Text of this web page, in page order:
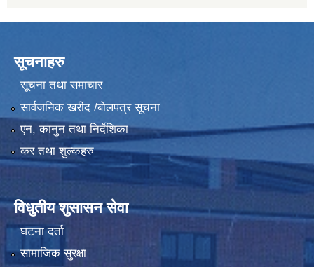
सूचनाहरु
सूचना तथा समाचार
सार्वजनिक खरीद /बोलपत्र सूचना
एन, कानुन तथा निर्देशिका
कर तथा शुल्कहरु
विधुतीय शुसासन सेवा
घटना दर्ता
सामाजिक सुरक्षा